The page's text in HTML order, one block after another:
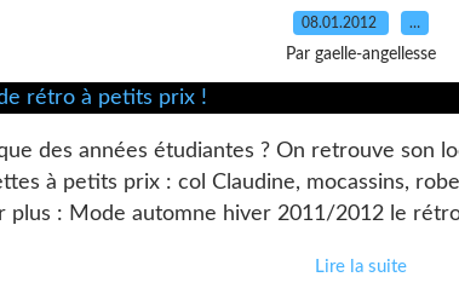
08.01.2012 …
Par gaelle-angellesse
des années étudiantes ? On retrouve son
à petits prix : col Claudine, mocassins,
plus : Mode automne hiver 2011/2012 le
Lire la suite